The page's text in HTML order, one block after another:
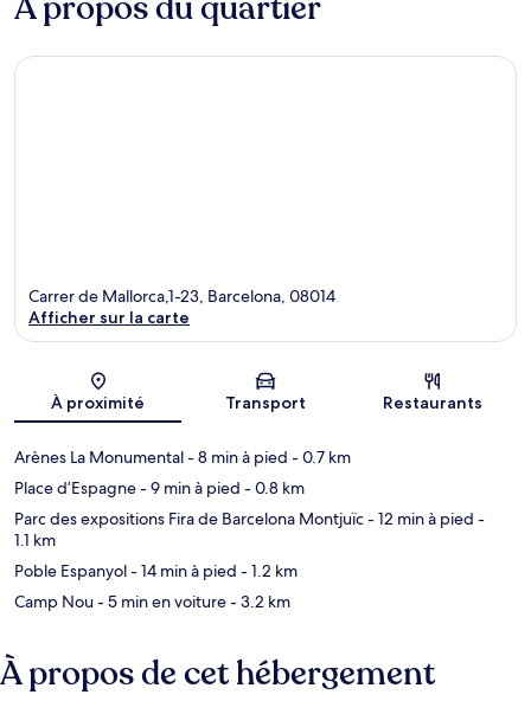
Carte
Carrer de Mallorca,1-23, Barcelona, 08014
Afficher sur la carte
À proximité Transport Restaurants
Arènes La Monumental- 8 min à pied - 0.7 km
Place d’Espagne- 9 min à pied - 0.8 km
Parc des expositions Fira de Barcelona Montjuïc- 12 min à pied -
1.1 km
Poble Espanyol- 14 min à pied - 1.2 km
Camp Nou- 5 min en voiture- 3.2 km
À propos de cet hébergement